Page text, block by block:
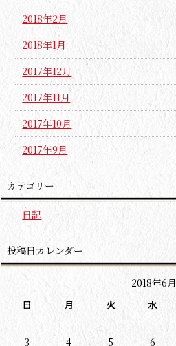
2018年2月
2018年1月
2017年12月
2017年11月
2017年10月
2017年9月
カテゴリー
日記
投稿日カレンダー
2018年6月
日
月 火 水
3
4 5 6